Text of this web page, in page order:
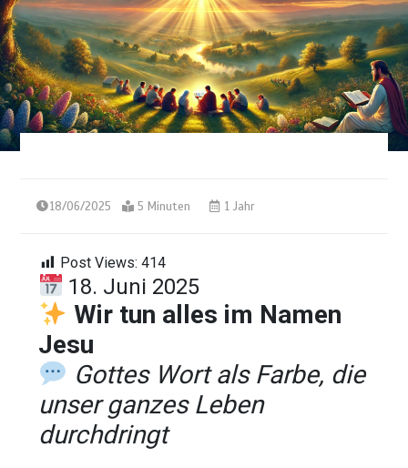
18/06/2025 5 Minuten 1 Jahr
Post Views: 414
18. Juni 2025
Wir tun alles im Namen
Jesu
Gottes Wort als Farbe, die
unser ganzes Leben
durchdringt